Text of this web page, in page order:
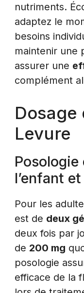
nutriments.
adaptez le
besoins
maintenir une
assurer une
complément
Dosage
Levure
Posologie
l’enfant
Pour les
est de deux
deux fois par
de 200 mg
posologie
efficace de la